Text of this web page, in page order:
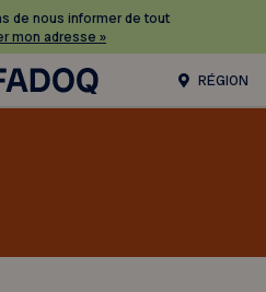
de nous informer de tout
mon adresse »
RÉGION